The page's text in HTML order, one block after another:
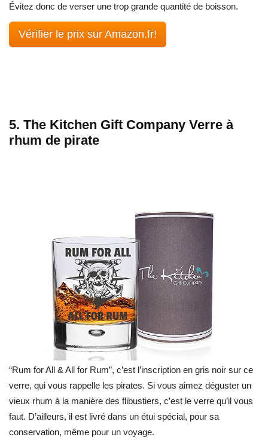
Évitez donc de verser une trop grande quantité de boisson.
Vérifier le prix sur Amazon.fr!
5. The Kitchen Gift Company Verre à
rhum de pirate
“Rum for All & All for Rum”, c’est l’inscription en gris noir sur ce
verre, qui vous rappelle les pirates. Si vous aimez déguster un
vieux rhum à la manière des flibustiers, c’est le verre qu’il vous
faut. D’ailleurs, il est livré dans un étui spécial, pour sa
conservation, même pour un voyage.